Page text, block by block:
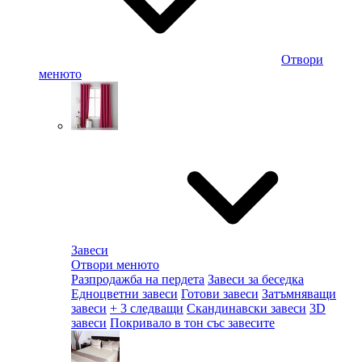
Отвори
менюто
Завеси
Отвори менюто
Разпродажба на пердета Завеси за беседка
Едноцветни завеси Готови завеси Затъмняващи
завеси + 3 следващи Скандинавски завеси 3D
завеси Покривало в тон със завесите